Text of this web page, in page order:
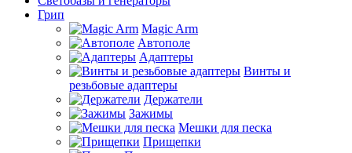
Грип
Magic Arm
Автополе
Адаптеры
Винты и
резьбовые адаптеры
Держатели
Зажимы
Мешки для песка
Прищепки